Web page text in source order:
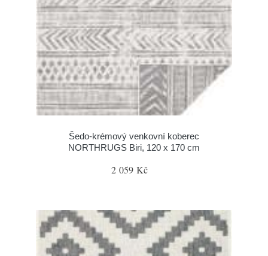
Šedo-krémový venkovní koberec
NORTHRUGS Biri, 120 x 170 cm
2 059 Kč